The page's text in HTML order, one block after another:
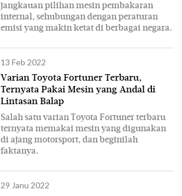
jangkauan pilihan mesin pembakaran
internal, sehubungan dengan peraturan
emisi yang makin ketat di berbagai negara.
13 Feb 2022
Varian Toyota Fortuner Terbaru,
Ternyata Pakai Mesin yang Andal di
Lintasan Balap
Salah satu varian Toyota Fortuner terbaru
ternyata memakai mesin yang digunakan
di ajang motorsport, dan beginilah
faktanya.
29 Janu 2022